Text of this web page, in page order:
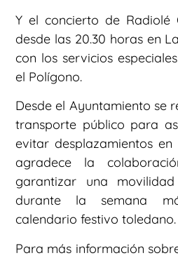
Y el concierto de Radiolé
desde las 20.30 horas en
con los servicios
el Polígono.
Desde el Ayuntamiento se
transporte público para
evitar desplazamientos
agradece la
garantizar una
durante la semana
calendario festivo toledano.
Para más información